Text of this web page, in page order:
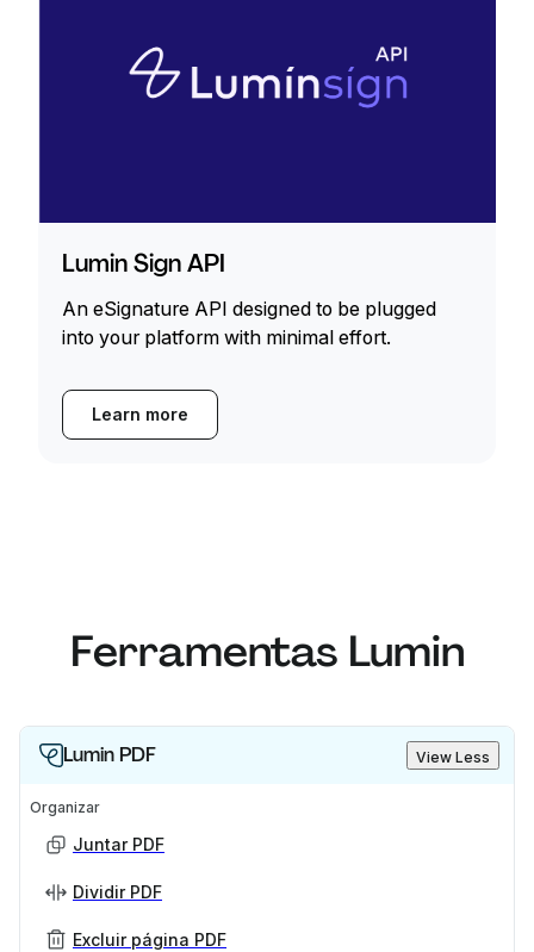
Lumin Sign API
An eSignature API designed to be plugged
into your platform with minimal effort.
Learn more
Ferramentas Lumin
Lumin PDF View Less
Organizar
Juntar PDF
Dividir PDF
Excluir página PDF